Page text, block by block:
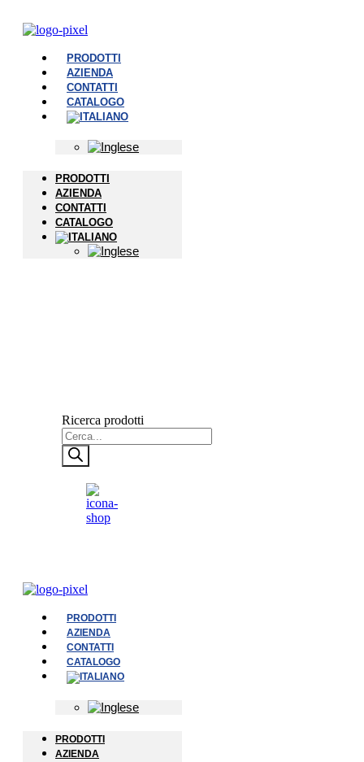
PRODOTTI
AZIENDA
CONTATTI
CATALOGO
PRODOTTI
AZIENDA
CONTATTI
CATALOGO
Ricerca prodotti
PRODOTTI
AZIENDA
CONTATTI
CATALOGO
PRODOTTI
AZIENDA